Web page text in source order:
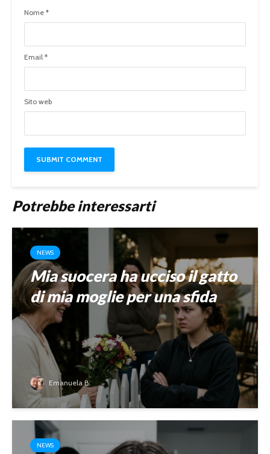
Nome *
Email *
Sito web
Potrebbe interessarti
NEWS
Mia suocera ha ucciso il gatto
di mia moglie per una sfida
Emanuela B.
NEWS